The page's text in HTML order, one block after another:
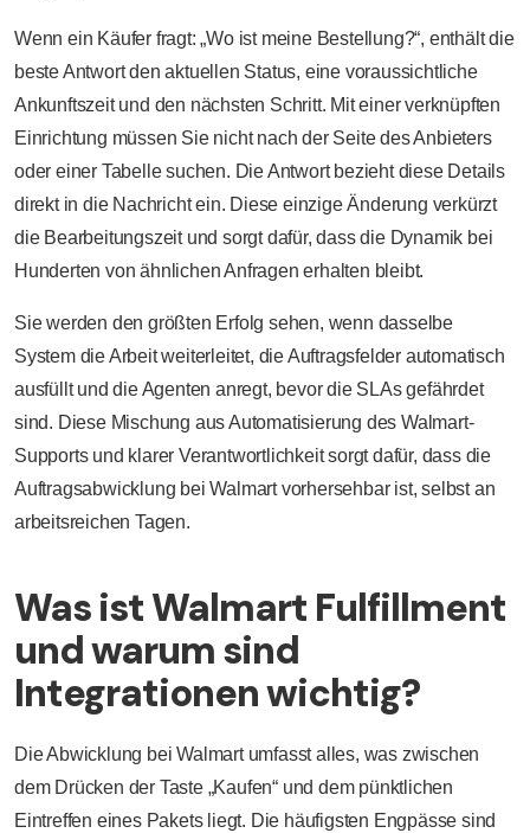
Wenn ein Käufer fragt: „Wo ist meine Bestellung?“, enthält die
beste Antwort den aktuellen Status, eine voraussichtliche
Ankunftszeit und den nächsten Schritt. Mit einer verknüpften
Einrichtung müssen Sie nicht nach der Seite des Anbieters
oder einer Tabelle suchen. Die Antwort bezieht diese Details
direkt in die Nachricht ein. Diese einzige Änderung verkürzt
die Bearbeitungszeit und sorgt dafür, dass die Dynamik bei
Hunderten von ähnlichen Anfragen erhalten bleibt.
Sie werden den größten Erfolg sehen, wenn dasselbe
System die Arbeit weiterleitet, die Auftragsfelder automatisch
ausfüllt und die Agenten anregt, bevor die SLAs gefährdet
sind. Diese Mischung aus Automatisierung des Walmart-
Supports und klarer Verantwortlichkeit sorgt dafür, dass die
Auftragsabwicklung bei Walmart vorhersehbar ist, selbst an
arbeitsreichen Tagen.
Was ist Walmart Fulfillment
und warum sind
Integrationen wichtig?
Die Abwicklung bei Walmart umfasst alles, was zwischen
dem Drücken der Taste „Kaufen“ und dem pünktlichen
Eintreffen eines Pakets liegt. Die häufigsten Engpässe sind